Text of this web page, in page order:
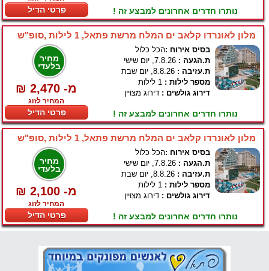
פרטי הדיל נותרו חדרים אחרונים למבצע זה !
מלון לאונרדו קלאב ים המלח מרשת פתאל, 1 לילות ,סופ"ש
מחיר
בלעדי
₪ 2,470 -מ
המחיר לזוג
פרטי הדיל
בסיס אירוח :הכל כלול
ת.הגעה :
ת.עזיבה :
מספר לילות :
דירוג גולשים : דירוג מצויין
נותרו חדרים אחרונים למבצע זה !
מלון לאונרדו קלאב ים המלח מרשת פתאל, 1 לילות ,סופ"ש
מחיר
בלעדי
₪ 2,100 -מ
המחיר לזוג
פרטי הדיל
בסיס אירוח :הכל כלול
ת.הגעה :
ת.עזיבה :
מספר לילות :
דירוג גולשים : דירוג מצויין
נותרו חדרים אחרונים למבצע זה !